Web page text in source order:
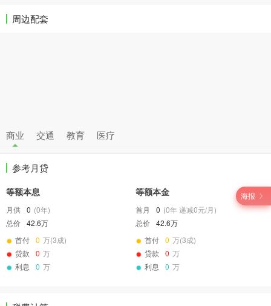
海报
周边配套
商业 交通 教育 医疗
参考月贷
等额本息
月供 0 (0年)
总价 42.6万
首付 0 万(3成)
贷款
0 万
利息
0 万
等额本金
首月 0 (0年 递减0元/月)
总价 42.6万
首付 0 万(3成)
贷款
0 万
利息
0 万